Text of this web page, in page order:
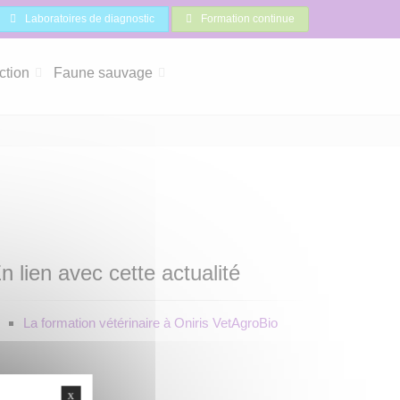
Laboratoires de diagnostic Formation continue
Faune sauvage
lien avec cette actualité
La formation vétérinaire à Oniris VetAgroBio
X